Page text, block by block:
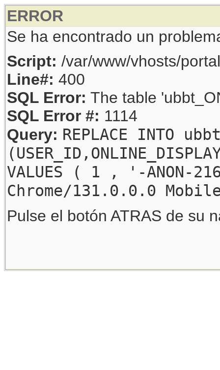
ERROR
Se ha encontrado un
Script: /var/www/vhosts/
Line#: 400
SQL Error: The table
SQL Error #: 1114
Query: REPLACE INTO
VALUES ( 1 , '-
Chrome/131.0.0.0
Pulse el botón ATRAS de su